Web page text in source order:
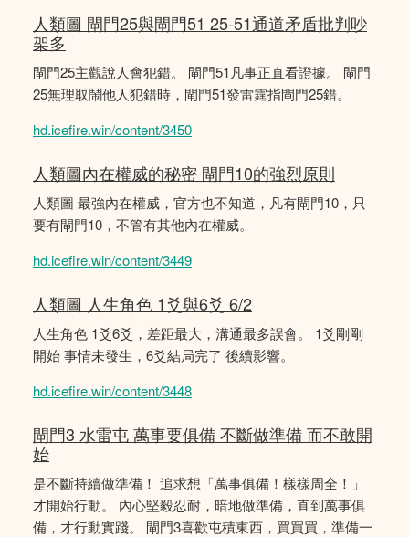
人類圖 閘門25與閘門51 25-51通道矛盾批判吵
架多
閘門25主觀說人會犯錯。 閘門51凡事正直看證據。 閘門
25無理取鬧他人犯錯時，閘門51發雷霆指閘門25錯。
hd.icefire.win/content/3450
人類圖內在權威的秘密 閘門10的強烈原則
人類圖 最強內在權威，官方也不知道，凡有閘門10，只
要有閘門10，不管有其他內在權威。
hd.icefire.win/content/3449
人類圖 人生角色 1爻與6爻 6/2
人生角色 1爻6爻，差距最大，溝通最多誤會。 1爻剛剛
開始 事情未發生，6爻結局完了 後續影響。
hd.icefire.win/content/3448
閘門3 水雷屯 萬事要俱備 不斷做準備 而不敢開
始
是不斷持續做準備！ 追求想「萬事俱備！樣樣周全！」
才開始行動。 內心堅毅忍耐，暗地做準備，直到萬事俱
備，才行動實踐。 閘門3喜歡屯積東西，買買買，準備一